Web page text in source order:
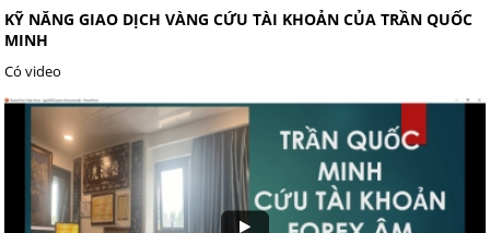
KỸ NĂNG GIAO DỊCH VÀNG CỨU TÀI KHOẢN CỦA TRẦN QUỐC
MINH
Có video